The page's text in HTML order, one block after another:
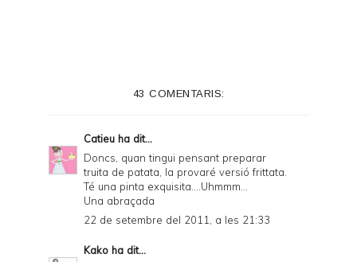
e
n
d
43 COMENTARIS:
Catieu ha dit...
Doncs, quan tingui pensant preparar
truita de patata, la provaré versió frittata.
Té una pinta exquisita....Uhmmm...
Una abraçada
22 de setembre del 2011, a les 21:33
Kako ha dit...